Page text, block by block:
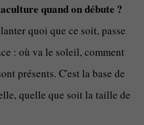
quand on débute ?
quoi que ce soit, passe
: où va le soleil, comment
présents. C'est la base de
quelle que soit la taille de